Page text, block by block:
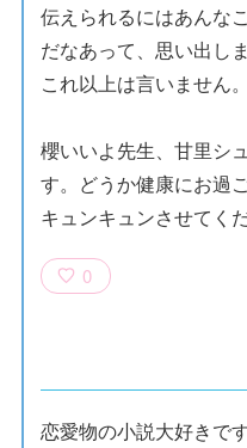
伝えられるにはあんな
だなあって、思い出し
これ以上は言いません
櫻いいよ先生、甘里シ
す。どうか健康にお過
キュンキュンさせてくだ
0
恋愛物の小説大好きです